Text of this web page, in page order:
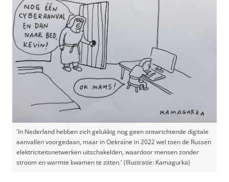
'In Nederland hebben zich gelukkig nog geen ontwrichtende digitale
aanvallen voorgedaan, maar in Oekraïne in 2022 wel toen de Russen
elektriciteitsnetwerken uitschakelden, waardoor mensen zonder
stroom en warmte kwamen te zitten.' (Illustratie: Kamagurka)